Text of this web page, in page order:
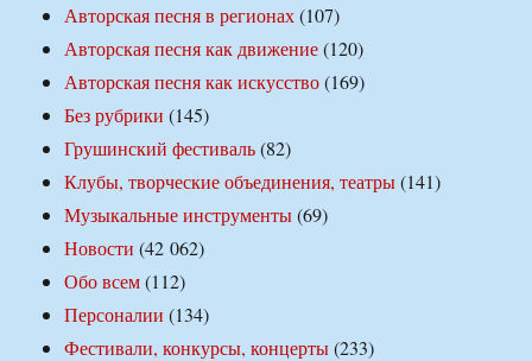
Авторская песня в регионах(107)
Авторская песня как движение(120)
Авторская песня как искусство(169)
Без рубрики (145)
Грушинский фестиваль(82)
Клубы, творческие объединения, театры(141)
Музыкальные инструменты(69)
Новости (42 062)
Обо всем(112)
Персоналии (134)
Фестивали, конкурсы, концерты(233)